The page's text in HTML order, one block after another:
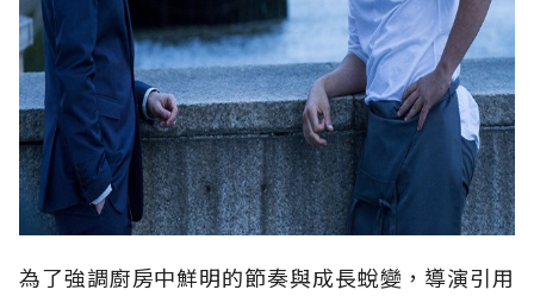
為了強調廚房中鮮明的節奏與成長蛻變，導演引用